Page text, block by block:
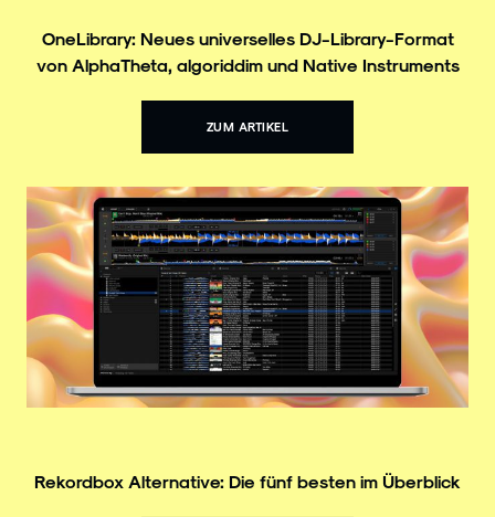
OneLibrary: Neues universelles DJ-Library-Format
von AlphaTheta, algoriddim und Native Instruments
ZUM ARTIKEL
Rekordbox Alternative: Die fünf besten im Überblick